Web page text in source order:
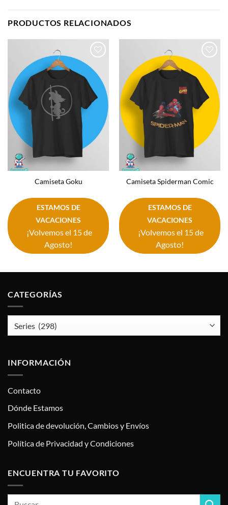
PRODUCTOS RELACIONADOS
Añadir
a la
lista de
deseos
Camiseta Goku
ESTAMOS DE
VACACIONES
¡Volvemos el 15 de
Agosto!
Añadir
a la
lista de
deseos
Camiseta Spiderman Comic
ESTAMOS DE
VACACIONES
¡Volvemos el 15 de
Agosto!
CATEGORÍAS
INFORMACIÓN
Contacto
Dónde Estamos
Politica de devolución, Cambios y Envíos
Política de Privacidad y Condiciones
ENCUENTRA TU FAVORITO